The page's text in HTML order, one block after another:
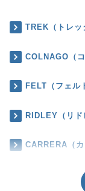
TREK（トレッ
COLNAGO（コ
FELT（フェル
RIDLEY（リド
CARRERA（カ